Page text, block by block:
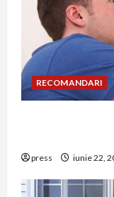
RECOMANDARI
press iunie 22,